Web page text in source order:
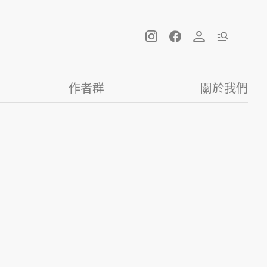
作者群 關於我們